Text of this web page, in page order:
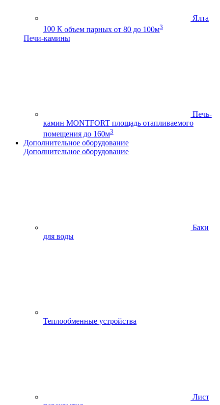
Ялта
100 К объем парных от 80 до 100м3
Печи-камины
Печь-
камин MONTFORT площадь отапливаемого
помещения до 160м3
Дополнительное оборудование
Дополнительное оборудование
Баки
для воды
Теплообменные устройства
Лист